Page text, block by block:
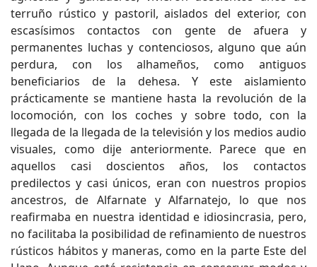
terruño rústico y pastoril, aislados del exterior, con
escasísimos contactos con gente de afuera y
permanentes luchas y contenciosos, alguno que aún
perdura, con los alhameños, como antiguos
beneficiarios de la dehesa. Y este aislamiento
prácticamente se mantiene hasta la revolución de la
locomoción, con los coches y sobre todo, con la
llegada de la llegada de la televisión y los medios audio
visuales, como dije anteriormente. Parece que en
aquellos casi doscientos años, los contactos
predilectos y casi únicos, eran con nuestros propios
ancestros, de Alfarnate y Alfarnatejo, lo que nos
reafirmaba en nuestra identidad e idiosincrasia, pero,
no facilitaba la posibilidad de refinamiento de nuestros
rústicos hábitos y maneras, como en la parte Este del